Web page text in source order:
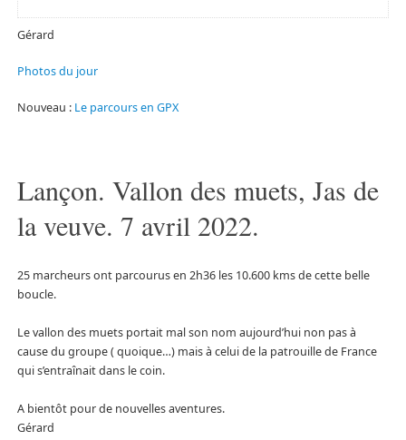
Gérard
Photos du jour
Nouveau : Le parcours en GPX
Lançon. Vallon des muets, Jas de
la veuve. 7 avril 2022.
25 marcheurs ont parcourus en 2h36 les 10.600 kms de cette belle
boucle.
Le vallon des muets portait mal son nom aujourd’hui non pas à
cause du groupe ( quoique…) mais à celui de la patrouille de France
qui s’entraînait dans le coin.
A bientôt pour de nouvelles aventures.
Gérard